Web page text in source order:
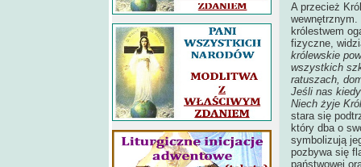
A przecież
królestwem
fizyczne,
królewskie
wszystkich
ratuszach,
Jeśli nas
Niech żyje
stara się
który dba o
symbolizują
pozbywa się
państwowej